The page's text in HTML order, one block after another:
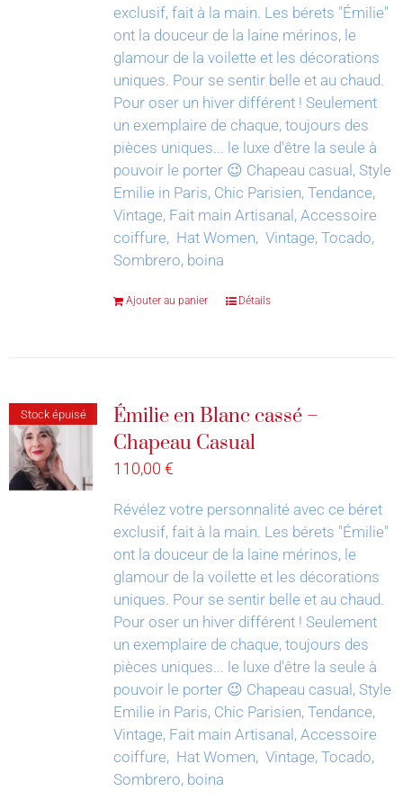
exclusif, fait à la main. Les bérets "Émilie"
ont la douceur de la laine mérinos, le
glamour de la voilette et les décorations
uniques. Pour se sentir belle et au chaud.
Pour oser un hiver différent ! Seulement
un exemplaire de chaque, toujours des
pièces uniques... le luxe d'être la seule à
pouvoir le porter 😉 Chapeau casual, Style
Emilie in Paris, Chic Parisien, Tendance,
Vintage, Fait main Artisanal, Accessoire
coiffure, Hat Women, Vintage, Tocado,
Sombrero, boina
Ajouter au panier Détails
Stock épuisé
Émilie en Blanc cassé –
Chapeau Casual
110,00 €
Révélez votre personnalité avec ce béret
exclusif, fait à la main. Les bérets "Émilie"
ont la douceur de la laine mérinos, le
glamour de la voilette et les décorations
uniques. Pour se sentir belle et au chaud.
Pour oser un hiver différent ! Seulement
un exemplaire de chaque, toujours des
pièces uniques... le luxe d'être la seule à
pouvoir le porter 😉 Chapeau casual, Style
Emilie in Paris, Chic Parisien, Tendance,
Vintage, Fait main Artisanal, Accessoire
coiffure, Hat Women, Vintage, Tocado,
Sombrero, boina